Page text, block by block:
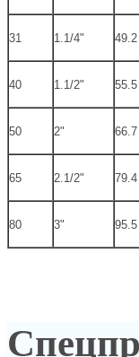
31 1.1/4" 49.2
40 1.1/2" 55.5
50 2" 66.7
65 2.1/2" 79.4
80 3" 95.5